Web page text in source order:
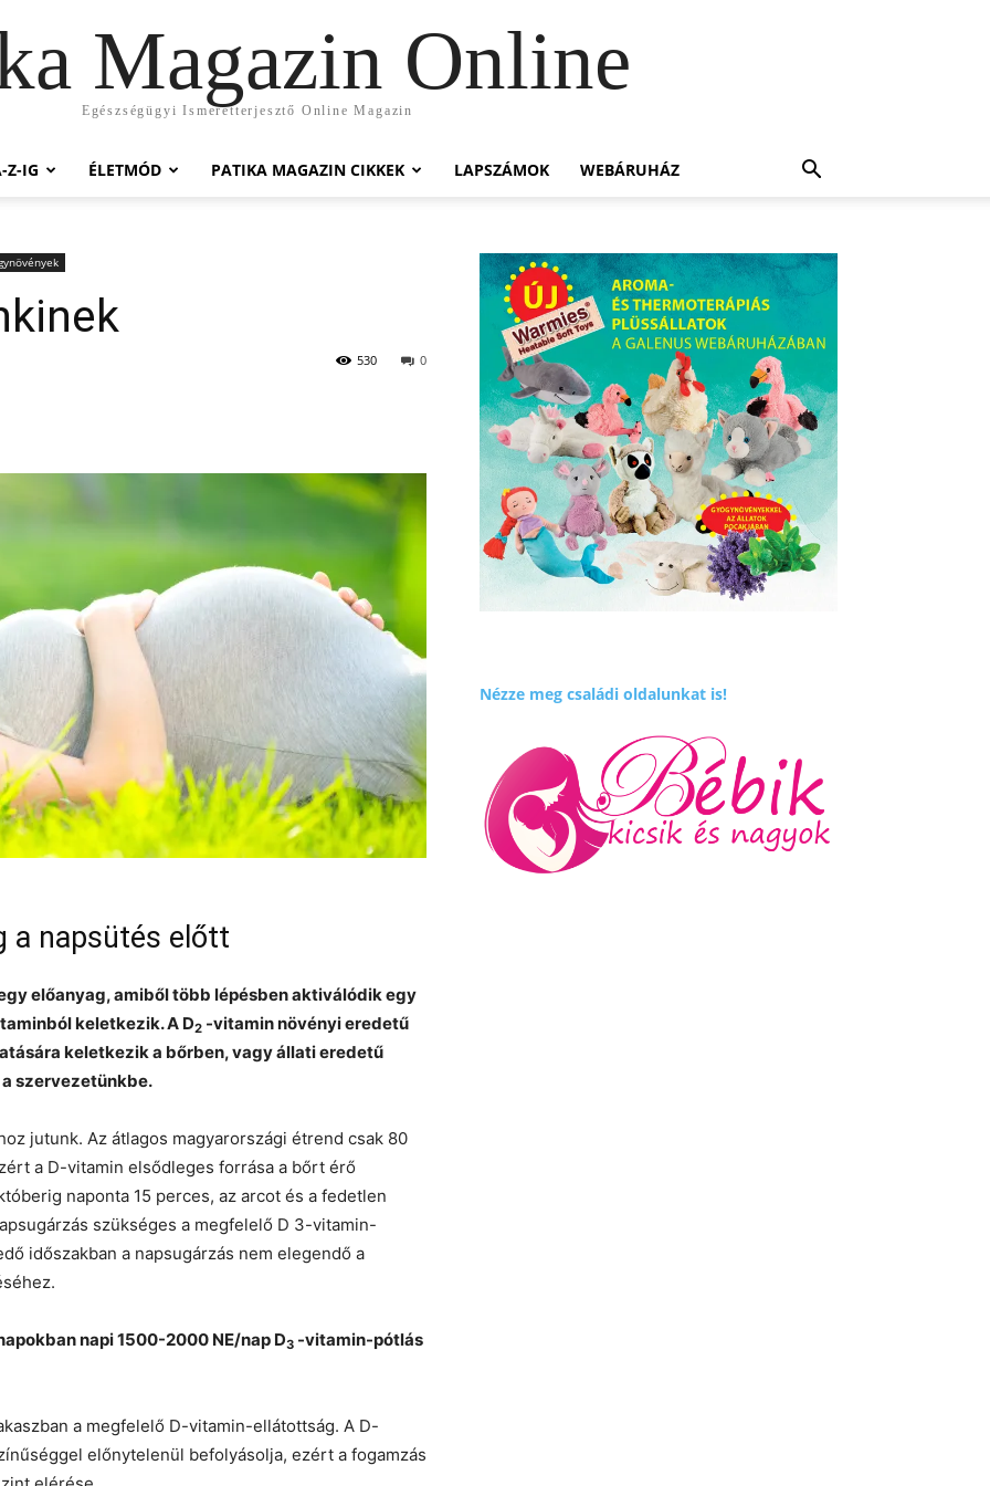
Magazin Online
Egészségügyi Ismeretterjesztő Online Magazin
Z-IG ÉLETMÓD PATIKA MAGAZIN CIKKEK LAPSZÁMOK WEBÁRUHÁZ
0
530
a napsütés előtt
előanyag, amiből több lépésben aktiválódik egy
keletkezik. A D2 -vitamin növényi eredetű
keletkezik a bőrben, vagy állati eredetű
szervezetünkbe.
jutunk. Az átlagos magyarországi étrend csak 80
a D-vitamin elsődleges forrása a bőrt érő
naponta 15 perces, az arcot és a fedetlen
szükséges a megfelelő D 3-vitamin-
időszakban a napsugárzás nem elegendő a
napi 1500-2000 NE/nap D3 -vitamin-pótlás
a megfelelő D-vitamin-ellátottság. A D-
előnytelenül befolyásolja, ezért a fogamzás
Nézze meg családi oldalunkat is!